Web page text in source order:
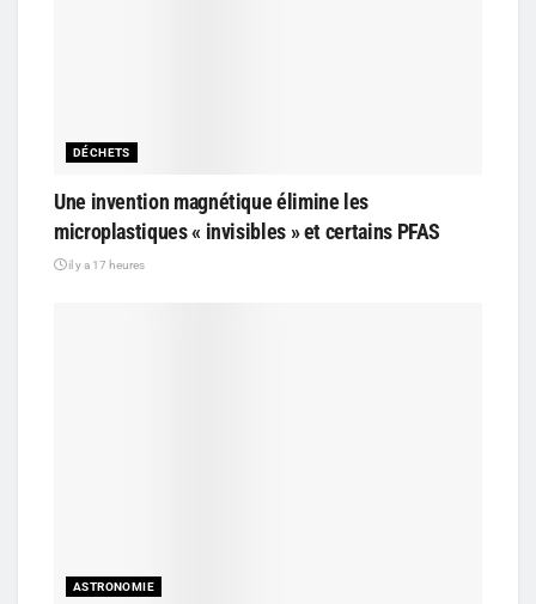
DÉCHETS
Une invention magnétique élimine les
microplastiques « invisibles » et certains PFAS
il y a 17 heures
ASTRONOMIE